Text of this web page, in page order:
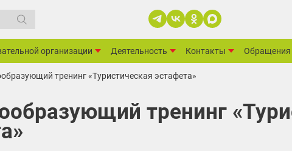
организации Деятельность Контакты Обращения
тренинг «Туристическая эстафета»
тренинг